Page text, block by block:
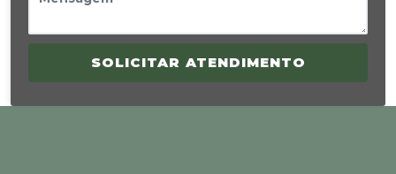
SOLICITAR ATENDIMENTO